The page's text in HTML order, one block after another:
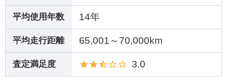
平均使用年数 14年
平均走行距離 65,001～70,000km
査定満足度 3.0